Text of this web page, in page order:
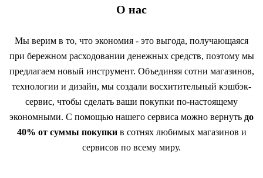
О нас
Мы верим в то, что экономия - это выгода, получающаяся
при бережном расходовании денежных средств, поэтому мы
предлагаем новый инструмент. Объединяя сотни магазинов,
технологии и дизайн, мы создали восхитительный кэшбэк-
сервис, чтобы сделать ваши покупки по-настоящему
экономными. С помощью нашего сервиса можно вернуть до
40% от суммы покупкив сотнях любимых магазинов и
сервисов по всему миру.